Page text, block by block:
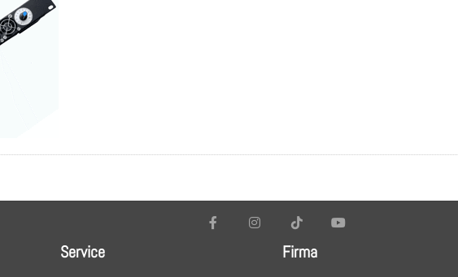
Service Firma